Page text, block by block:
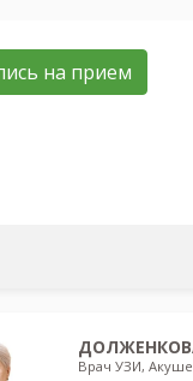
на прием
Врач УЗИ,